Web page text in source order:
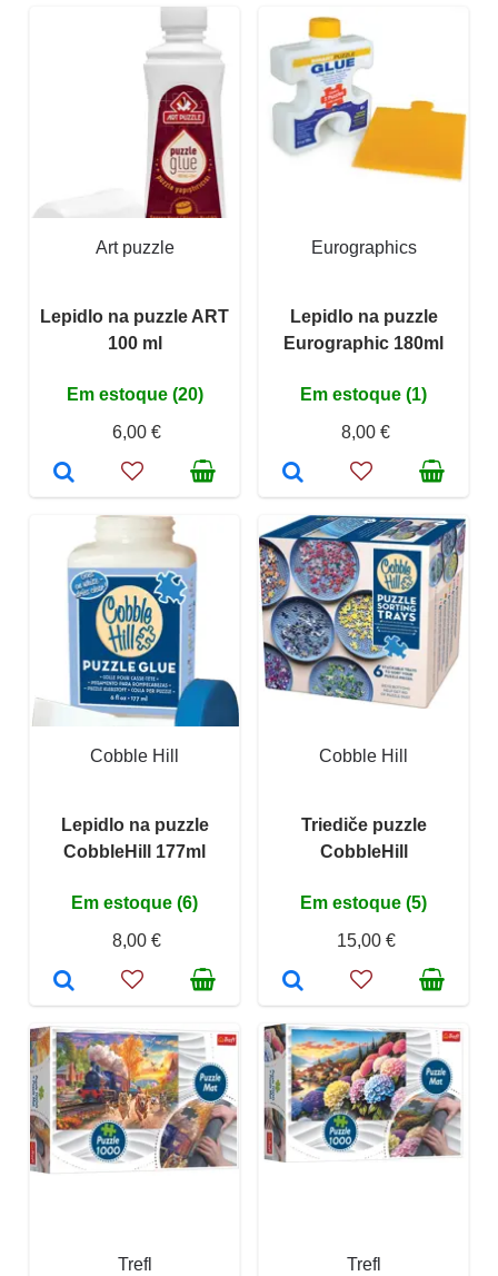
Art puzzle
Lepidlo na puzzle ART
100 ml
Em estoque (20)
6,00 €
Eurographics
Lepidlo na puzzle
Eurographic 180ml
Em estoque (1)
8,00 €
Cobble Hill
Lepidlo na puzzle
CobbleHill 177ml
Em estoque (6)
8,00 €
Cobble Hill
Triediče puzzle
CobbleHill
Em estoque (5)
15,00 €
Trefl Trefl